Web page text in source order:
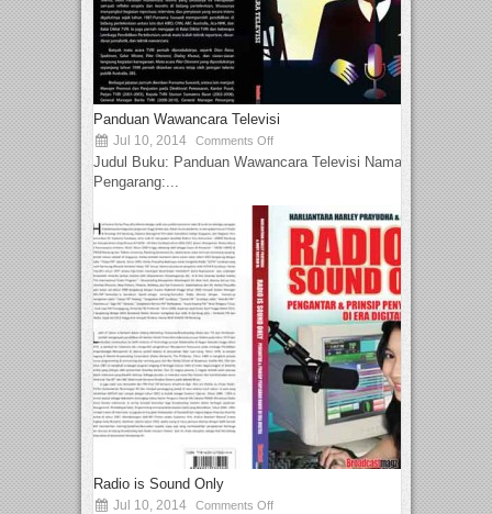
Panduan Wawancara Televisi
Jul 10, 2014 Comments Off
Judul Buku: Panduan Wawancara Televisi Nama
Pengarang:...
Radio is Sound Only
Jul 10, 2014 Comments Off